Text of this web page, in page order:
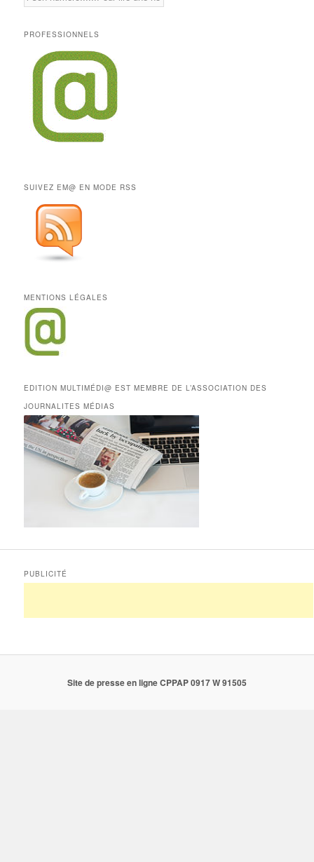
PROFESSIONNELS
SUIVEZ EM@ EN MODE RSS
MENTIONS LÉGALES
EDITION MULTIMÉDI@ EST MEMBRE DE L’ASSOCIATION DES
JOURNALITES MÉDIAS
PUBLICITÉ
Site de presse en ligne CPPAP 0917 W 91505